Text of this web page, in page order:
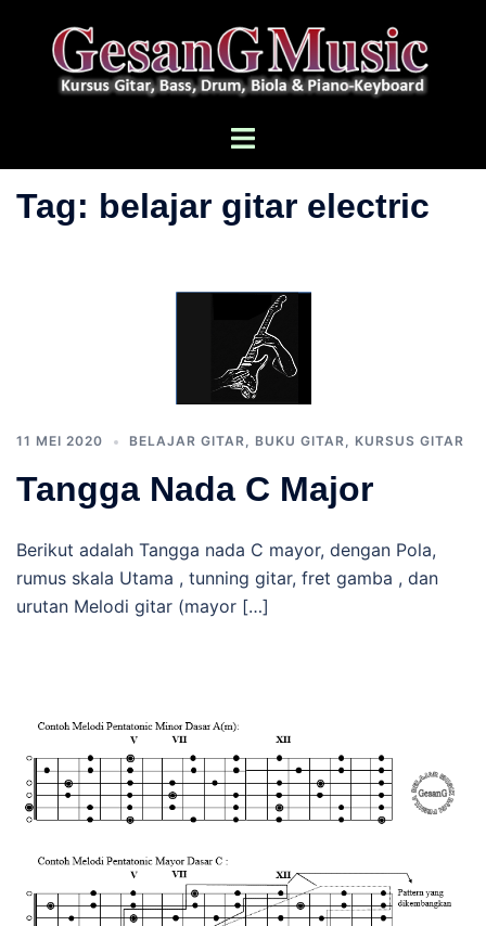
Menu
Tag: belajar gitar electric
11 MEI 2020 BELAJAR GITAR, BUKU GITAR, KURSUS GITAR
Tangga Nada C Major
Berikut adalah Tangga nada C mayor, dengan Pola,
rumus skala Utama , tunning gitar, fret gamba , dan
urutan Melodi gitar (mayor […]